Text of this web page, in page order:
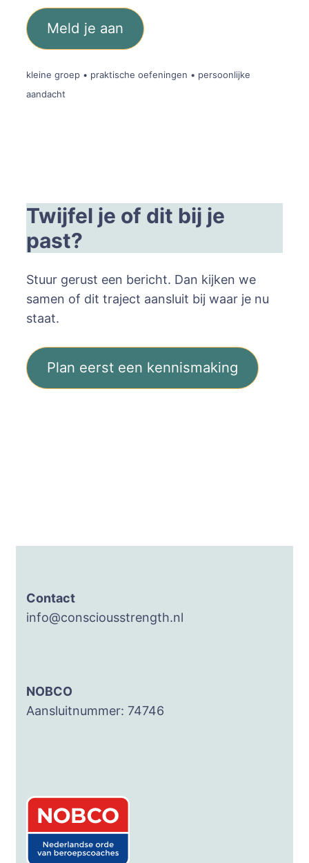
Meld je aan
kleine groep • praktische oefeningen • persoonlijke
aandacht
Twijfel je of dit bij je
past?
Stuur gerust een bericht. Dan kijken we
samen of dit traject aansluit bij waar je nu
staat.
Plan eerst een kennismaking
Contact
info@consciousstrength.nl
NOBCO
Aansluitnummer: 74746